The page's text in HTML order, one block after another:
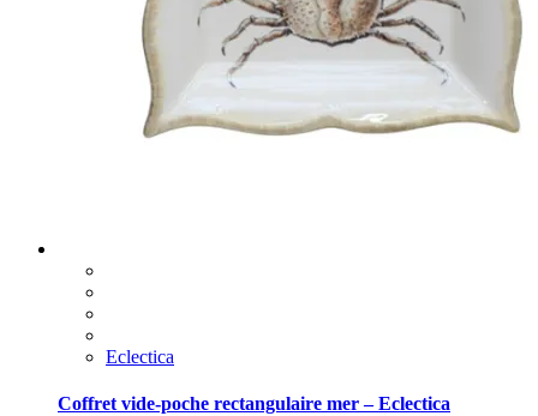
Eclectica
Coffret vide-poche rectangulaire mer – Eclectica